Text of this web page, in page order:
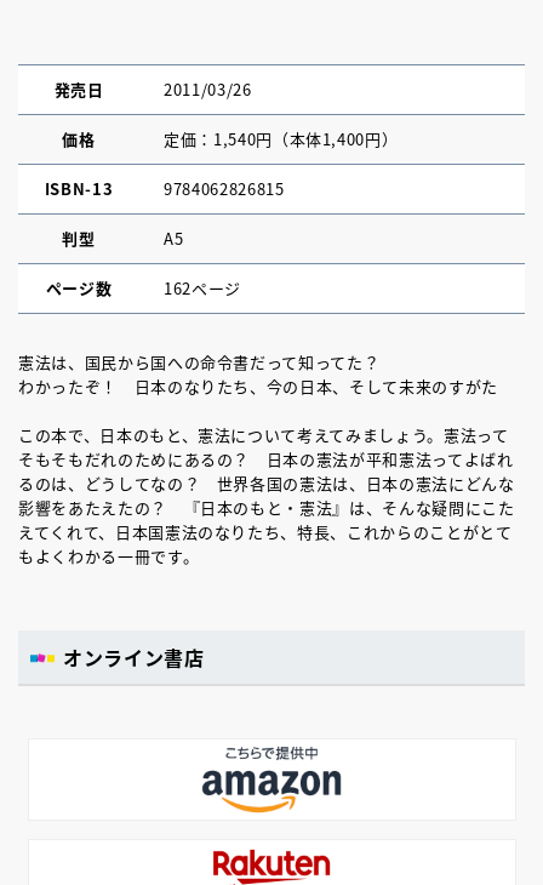
発売日 2011/03/26
価格 定価：1,540円（本体1,400円）
ISBN-13 9784062826815
判型 A5
ページ数 162ページ
憲法は、国民から国への命令書だって知ってた？
わかったぞ！ 日本のなりたち、今の日本、そして未来のすがた
この本で、日本のもと、憲法について考えてみましょう。憲法って
そもそもだれのためにあるの？ 日本の憲法が平和憲法ってよばれ
るのは、どうしてなの？ 世界各国の憲法は、日本の憲法にどんな
影響をあたえたの？ 『日本のもと・憲法』は、そんな疑問にこた
えてくれて、日本国憲法のなりたち、特長、これからのことがとて
もよくわかる一冊です。
オンライン書店